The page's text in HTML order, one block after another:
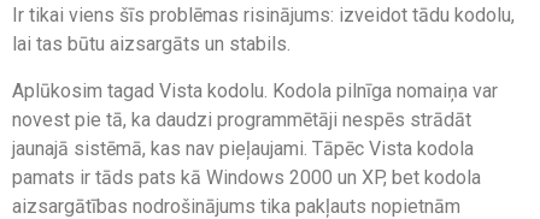
Ir tikai viens šīs problēmas risinājums: izveidot tādu kodolu,
lai tas būtu aizsargāts un stabils.
Aplūkosim tagad Vista kodolu. Kodola pilnīga nomaiņa var
novest pie tā, ka daudzi programmētāji nespēs strādāt
jaunajā sistēmā, kas nav pieļaujami. Tāpēc Vista kodola
pamats ir tāds pats kā Windows 2000 un XP, bet kodola
aizsargātības nodrošinājums tika pakļauts nopietnām